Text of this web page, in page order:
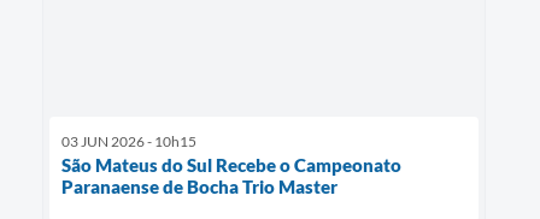
03 JUN 2026 - 10h15
São Mateus do Sul Recebe o Campeonato
Paranaense de Bocha Trio Master